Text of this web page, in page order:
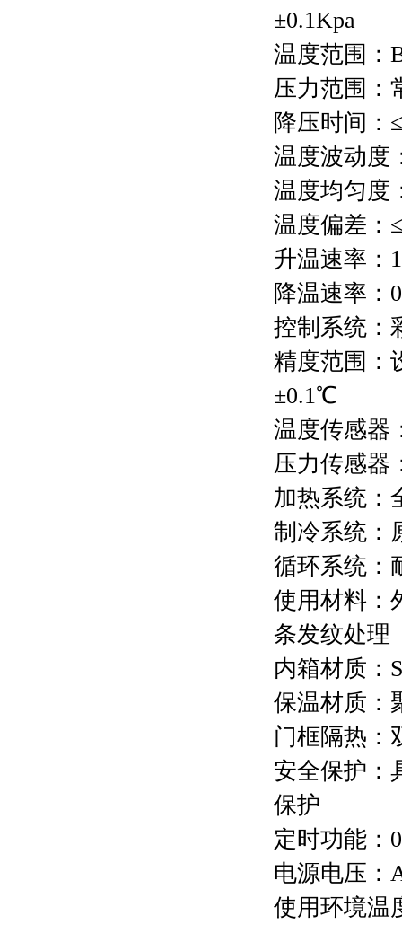
±0.1Kpa
温度范围：
压力范围：
降压时间：≤
温度波动度
温度均匀度
温度偏差：
升温速率：
降温速率：
控制系统：
精度范围：
±0.1℃
温度传感器
压力传感器
加热系统：
制冷系统：
循环系统：
使用材料：
条发纹处理
内箱材质：
保温材质：
门框隔热：
安全保护：
保护
定时功能：
电源电压：
使用环境温